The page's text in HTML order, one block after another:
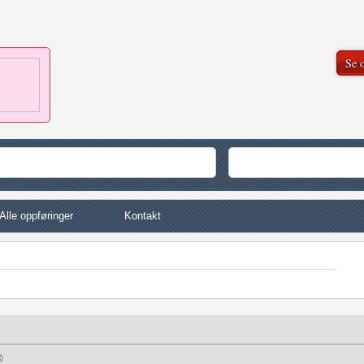
Se
Alle oppføringer Kontakt